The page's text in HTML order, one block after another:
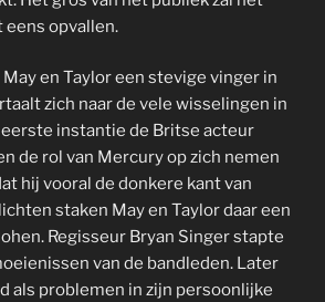
opvallen.
en Taylor een stevige vinger in
zich naar de vele wisselingen in
eerste instantie de Britse acteur
de rol van Mercury op zich nemen
hij vooral de donkere kant van
staken May en Taylor daar een
Regisseur Bryan Singer stapte
van de bandleden. Later
als problemen in zijn persoonlijke